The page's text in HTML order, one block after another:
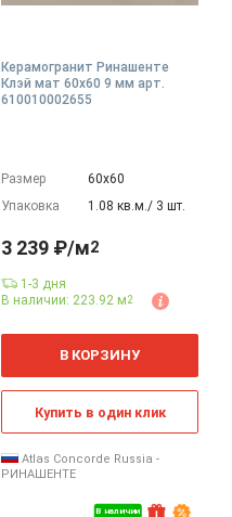
Керамогранит Ринашенте
Клэй мат 60x60 9 мм арт.
610010002655
Размер
60х60
Упаковка
1.08 кв.м./ 3 шт.
В наличии
3 239 ₽/м2
1-3 дня
В наличии: 223.92 м2
м
В КОРЗИНУ
Купить в один клик
Atlas Concorde Russia -
РИНАШЕНТЕ